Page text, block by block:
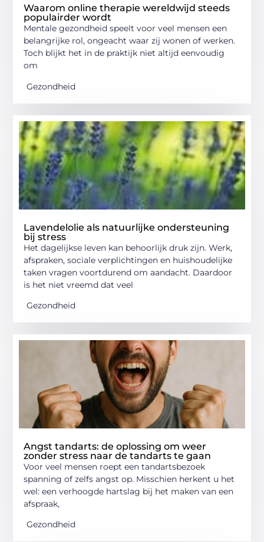
Waarom online therapie wereldwijd steeds
populairder wordt
Mentale gezondheid speelt voor veel mensen een
belangrijke rol, ongeacht waar zij wonen of werken.
Toch blijkt het in de praktijk niet altijd eenvoudig
om
Gezondheid
Lavendelolie als natuurlijke ondersteuning
bij stress
Het dagelijkse leven kan behoorlijk druk zijn. Werk,
afspraken, sociale verplichtingen en huishoudelijke
taken vragen voortdurend om aandacht. Daardoor
is het niet vreemd dat veel
Gezondheid
Angst tandarts: de oplossing om weer
zonder stress naar de tandarts te gaan
Voor veel mensen roept een tandartsbezoek
spanning of zelfs angst op. Misschien herkent u het
wel: een verhoogde hartslag bij het maken van een
afspraak,
Gezondheid